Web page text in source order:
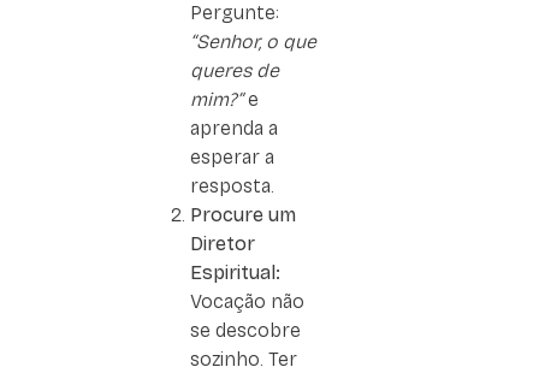
Pergunte:
“Senhor, o que
queres de
mim?”e
aprenda a
esperar a
resposta.
Procure um
Diretor
Espiritual:
Vocação não
se descobre
sozinho. Ter